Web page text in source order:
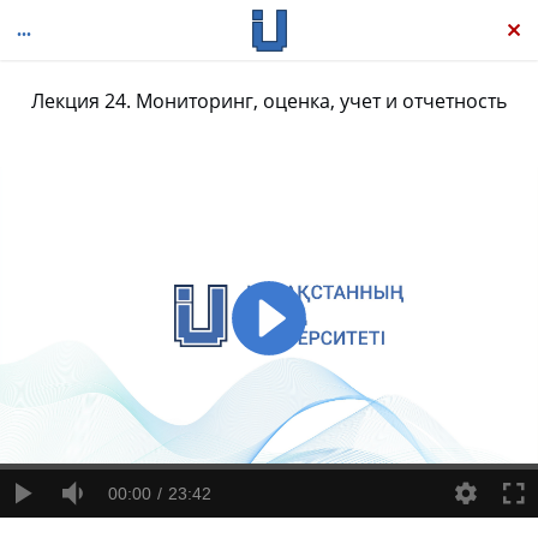
Лекция 24. Мониторинг, оценка, учет и отчетность
00:00 23:42